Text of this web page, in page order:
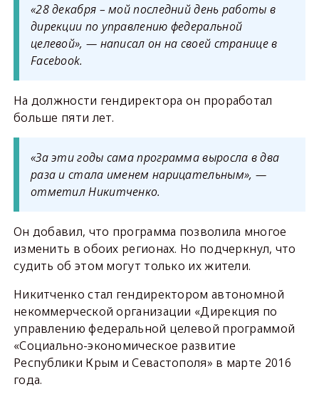
«28 декабря – мой последний день работы в
дирекции по управлению федеральной
целевой», — написал он на своей странице в
Facebook.
На должности гендиректора он проработал
больше пяти лет.
«За эти годы сама программа выросла в два
раза и стала именем нарицательным», —
отметил Никитченко.
Он добавил, что программа позволила многое
изменить в обоих регионах. Но подчеркнул, что
судить об этом могут только их жители.
Никитченко стал гендиректором автономной
некоммерческой организации «Дирекция по
управлению федеральной целевой программой
«Социально-экономическое развитие
Республики Крым и Севастополя» в марте 2016
года.